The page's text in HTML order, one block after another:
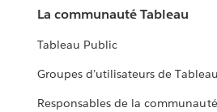
La communauté Tableau
Tableau Public
Groupes d’utilisateurs de Tableau
Responsables de la communauté